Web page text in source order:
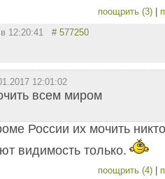
поощрить (3)
в 12:20:41 # 577250
12:01:02
всем миром
России их мочить
видимость только.
поощрить (4)